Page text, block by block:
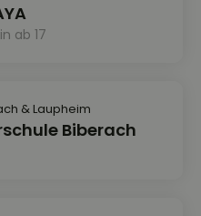
ab 17
& Laupheim
Biberach